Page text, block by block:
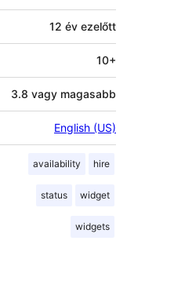
12 év ezelőtt
10+
3.8 vagy magasabb
English (US)
availability hire
status widget
widgets